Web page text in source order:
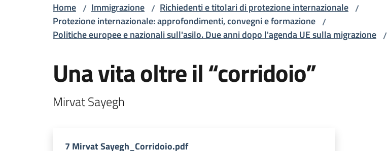
Home / Immigrazione / Richiedenti e titolari di protezione internazionale /
Protezione internazionale: approfondimenti, convegni e formazione /
Politiche europee e nazionali sull'asilo. Due anni dopo l'agenda UE sulla migrazione /
Una vita oltre il “corridoio”
Mirvat Sayegh
7 Mirvat Sayegh_Corridoio.pdf